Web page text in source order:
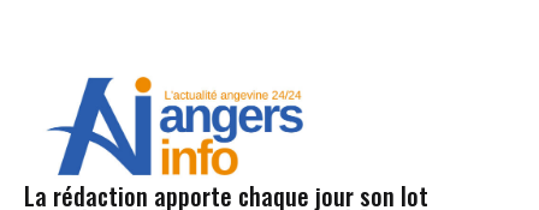
La rédaction apporte chaque jour son lot